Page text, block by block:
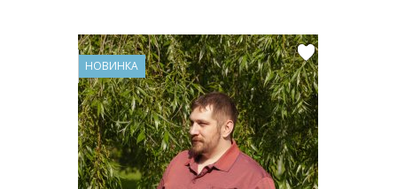
НОВИНКА